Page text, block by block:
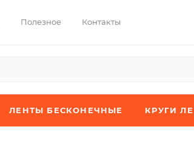
Полезное Контакты
ЛЕНТЫ БЕСКОНЕЧНЫЕ КРУГИ